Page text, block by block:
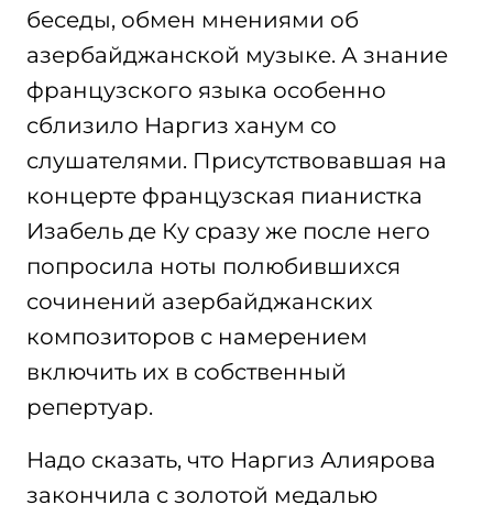
беседы, обмен мнениями об
азербайджанской музыке. А знание
французского языка особенно
сблизило Наргиз ханум со
слушателями. Присутствовавшая на
концерте французская пианистка
Изабель де Ку сразу же после него
попросила ноты полюбившихся
сочинений азербайджанских
композиторов с намерением
включить их в собственный
репертуар.
Надо сказать, что Наргиз Алиярова
закончила с золотой медалью